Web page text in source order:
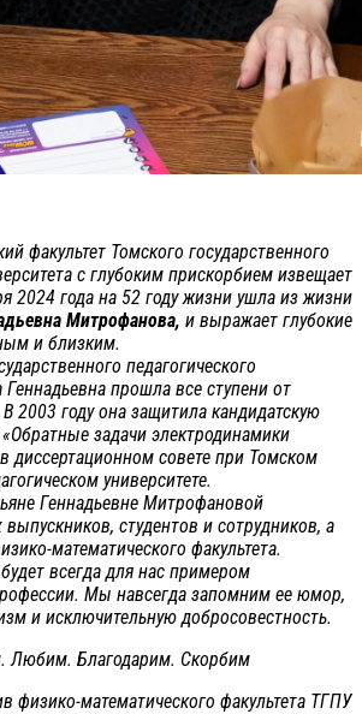
факультет Томского государственного
с глубоким прискорбием извещает
2024 года на 52 году жизни ушла из жизни
Митрофанова, и выражает глубокие
и близким.
педагогического
Геннадьевна прошла все ступени от
2003 году она защитила кандидатскую
задачи электродинамики
диссертационном совете при Томском
университете.
Геннадьевне Митрофановой
выпускников, студентов и сотрудников, а
математического факультета.
всегда для нас примером
Мы навсегда запомним ее юмор,
и исключительную добросовестность.
Любим. Благодарим. Скорбим
физико-математического факультета ТГПУ